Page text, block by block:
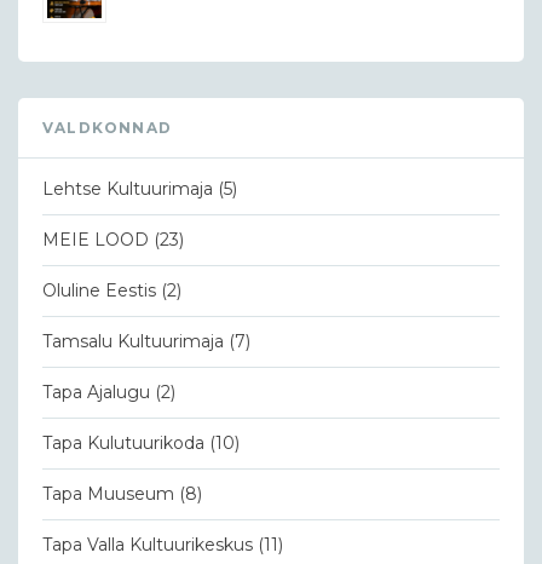
VALDKONNAD
Lehtse Kultuurimaja (5)
MEIE LOOD (23)
Oluline Eestis (2)
Tamsalu Kultuurimaja (7)
Tapa Ajalugu (2)
Tapa Kulutuurikoda (10)
Tapa Muuseum (8)
Tapa Valla Kultuurikeskus (11)